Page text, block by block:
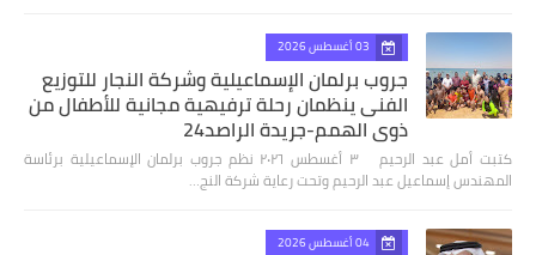
03 أغسطس 2026
جروب برلمان الإسماعيلية وشركة النجار للتوزيع
الفنى ينظمان رحلة ترفيهية مجانية للأطفال من
ذوي الهمم-جريدة الراصد24
كتبت أمل عبد الرحيم ٣ أغسطس ٢٠٢٦ نظم جروب برلمان الإسماعيلية برئاسة
المهندس إسماعيل عبد الرحيم وتحت رعاية شركة النج…
04 أغسطس 2026